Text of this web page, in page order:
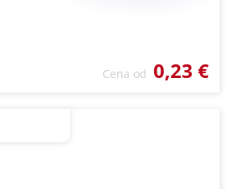
Cena od 0,23 €